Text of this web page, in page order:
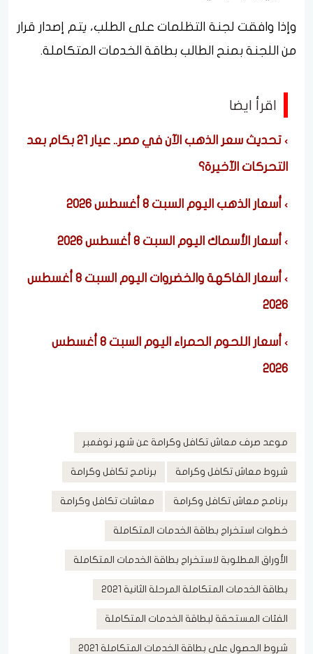
وإذا وافقت لجنة التظلمات على الطلب، يتم إصدار قرار
من اللجنة بمنح الطالب بطاقة الخدمات المتكاملة.
اقرأ ايضا
تحديث سعر الذهب الآن في مصر.. عيار 21 بكام بعد
التحركات الآخيرة؟
أسعار الذهب اليوم السبت 8 أغسطس 2026
أسعار الأسماك اليوم السبت 8 أغسطس 2026
أسعار الفاكهة والخضروات اليوم السبت 8 أغسطس
2026
أسعار اللحوم الحمراء اليوم السبت 8 أغسطس
2026
موعد صرف معاش تكافل وكرامة عن شهر نوفمبر
شروط معاش تكافل وكرامة برنامج تكافل وكرامة
برنامج معاش تكافل وكرامة معاشات تكافل وكرامة
خطوات استخراج بطاقة الخدمات المتكاملة
الأوراق المطلوبة لاستخراج بطاقة الخدمات المتكاملة
بطاقة الخدمات المتكاملة المرحلة الثانية 2021
الفئات المستحقة لبطاقة الخدمات المتكاملة
شروط الحصول على بطاقة الخدمات المتكاملة 2021